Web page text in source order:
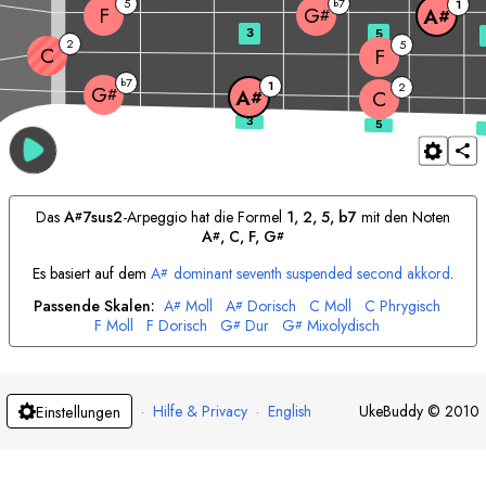
G#
b7
A# 1 C 2
C 2 F 5
F G# A# 1
3 5
DasA#7sus2-Arpeggio hat die Formel 1, 2, 5, b7mit den Noten
A#, C, F, G#
Es basiert auf demA# dominant seventh suspended second akkord.
Passende Skalen: A# Moll A# Dorisch C Moll C Phrygisch
F Moll F Dorisch G# Dur G# Mixolydisch
Einstellungen · Hilfe & Privacy · English UkeBuddy © 2010